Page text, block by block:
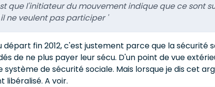
que l'initiateur du mouvement indique que ce sont
ne veulent pas participer '
départ fin 2012, c'est justement parce que la
de ne plus payer leur sécu. D'un point de vue
système de sécurité sociale. Mais lorsque je dis cet
libéralisé. A voir.